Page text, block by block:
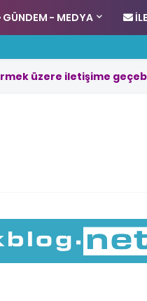
GÜNDEM - MEDYA
rmek üzere iletişime geçeb